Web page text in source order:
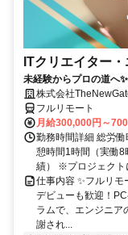
ITクリエイター
未経験からプロの道へ
株式会社
フルリモート
月給300,000円～
勤務時間詳細 総労
憩時間1時間（実働
績） ※プロジェクト
仕事内容 ✨フルリ
デビューも歓迎！
ラムで、エンジニア
謝され...